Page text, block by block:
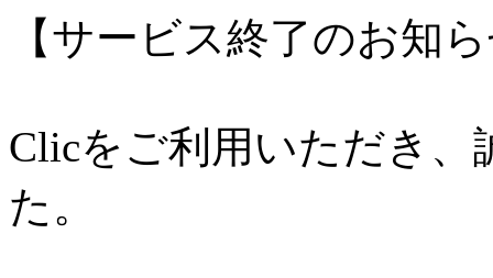
【サービス終了のお知
Clicをご利用いただき
た。